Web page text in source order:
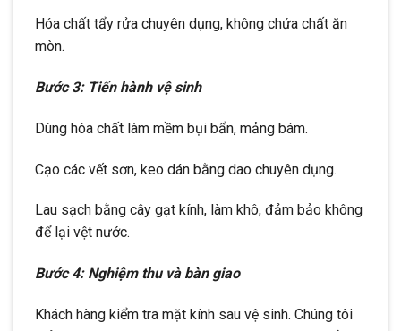
Hóa chất tẩy rửa chuyên dụng, không chứa chất ăn
mòn.
Bước 3: Tiến hành vệ sinh
Dùng hóa chất làm mềm bụi bẩn, mảng bám.
Cạo các vết sơn, keo dán bằng dao chuyên dụng.
Lau sạch bằng cây gạt kính, làm khô, đảm bảo không
để lại vệt nước.
Bước 4: Nghiệm thu và bàn giao
Khách hàng kiểm tra mặt kính sau vệ sinh. Chúng tôi